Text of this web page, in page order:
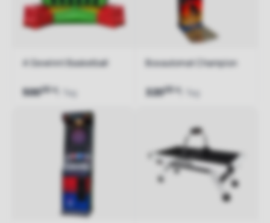
4 Gewinnt Basketball
50000 / Tag
Jetzt anfragen
Boxautomat Champion
32000 / Tag